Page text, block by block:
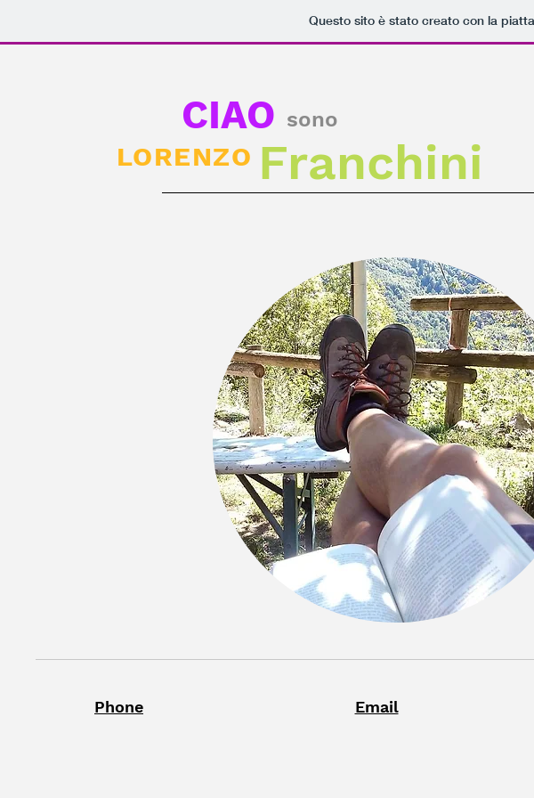
Questo sito è stato creato con la
sono
CIAO
LORENZO Franchini
Phone Email